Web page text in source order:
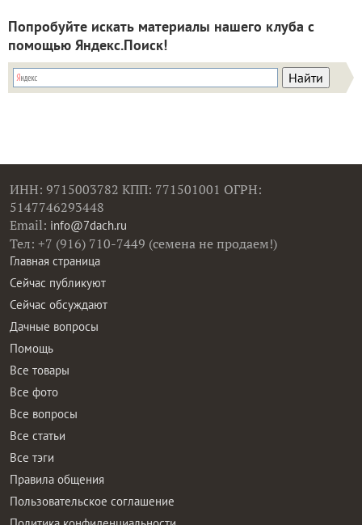
Попробуйте искать материалы нашего клуба с
помощью Яндекс.Поиск!
ИНН: 9715003782 КПП: 771501001 ОГРН:
5147746293448
Email: info@7dach.ru
Тел: +7 (916) 710-7449 (семена не продаем!)
Главная страница
Сейчас публикуют
Сейчас обсуждают
Дачные вопросы
Помощь
Все товары
Все фото
Все вопросы
Все статьи
Все тэги
Правила общения
Пользовательское соглашение